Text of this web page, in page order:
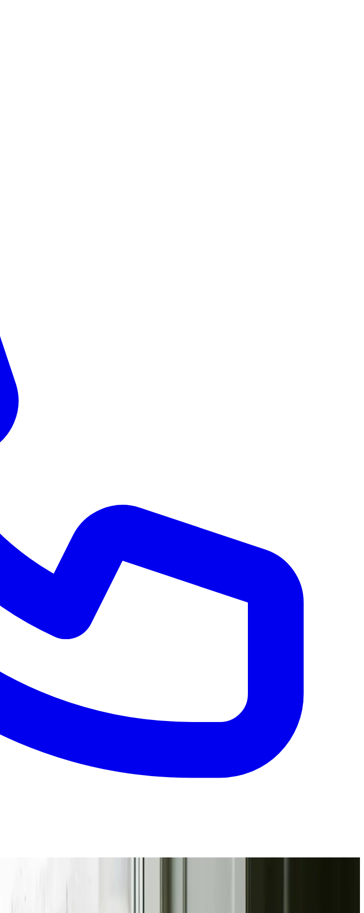
støvhåndtering til kontorventilation med CO₂-styring — vi dimensionerer korrekt og leverer